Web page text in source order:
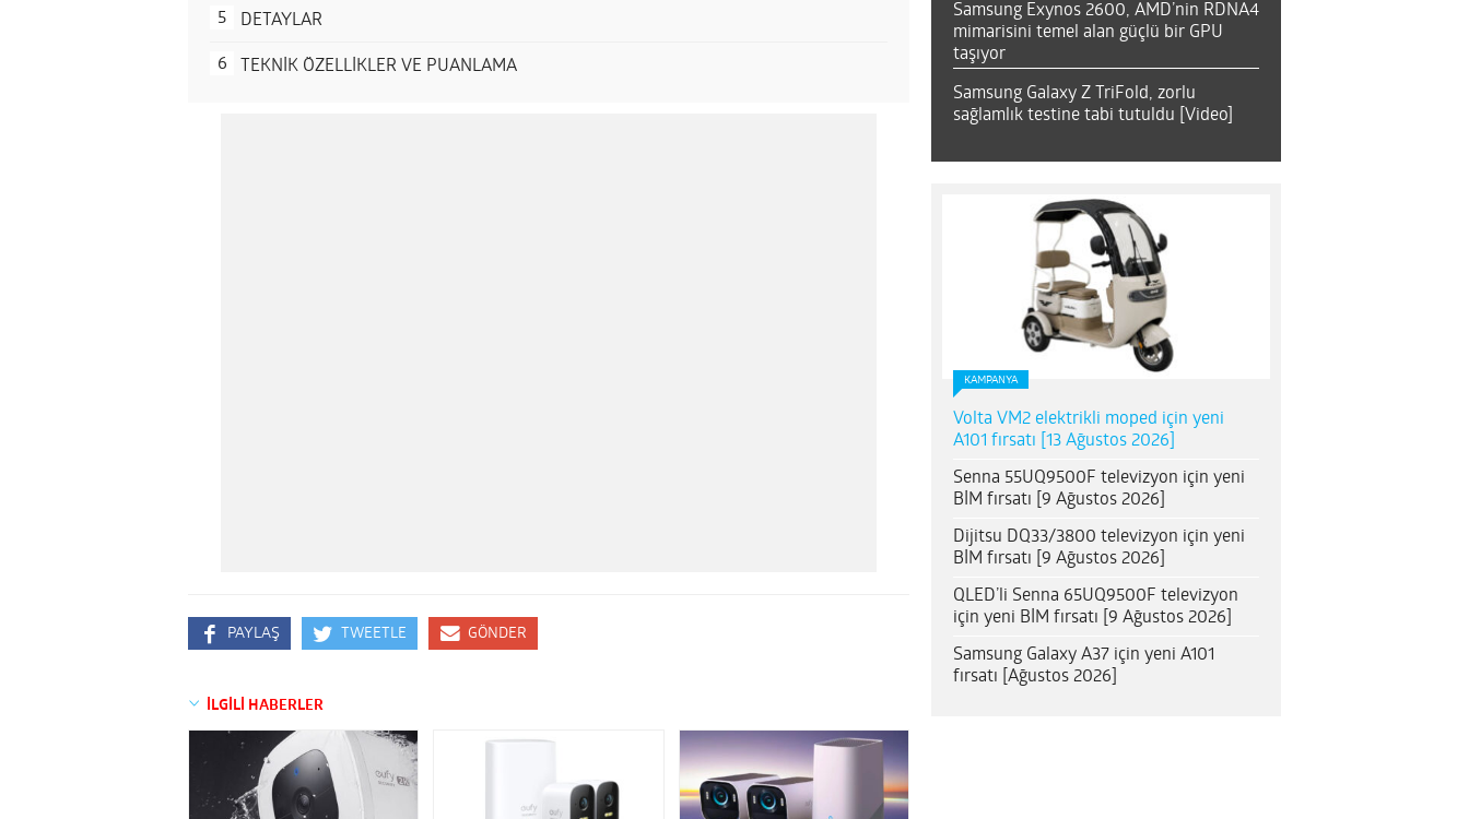
DETAYLAR
TEKNİK ÖZELLİKLER VE PUANLAMA
PAYLAŞ TWEETLE GÖNDER
İLGİLİ HABERLER
Samsung Exynos 2600, AMD’nin RDNA4
mimarisini temel alan güçlü bir GPU
taşıyor
Samsung Galaxy Z TriFold, zorlu
sağlamlık testine tabi tutuldu [Video]
KAMPANYA
Volta VM2 elektrikli moped için yeni
A101 fırsatı [13 Ağustos 2026]
Senna 55UQ9500F televizyon için yeni
BİM fırsatı [9 Ağustos 2026]
Dijitsu DQ33/3800 televizyon için yeni
BİM fırsatı [9 Ağustos 2026]
QLED’li Senna 65UQ9500F televizyon
için yeni BİM fırsatı [9 Ağustos 2026]
Samsung Galaxy A37 için yeni A101
fırsatı [Ağustos 2026]